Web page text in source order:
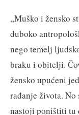
„Muško i žensko
duboko
nego temelj
braku i obitelji.
žensko upućeni
rađanje života.
nastoji poništiti tu